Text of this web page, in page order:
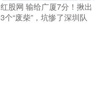
​红股网 输给广厦7分！揪出
3个“废柴”，坑惨了深圳队